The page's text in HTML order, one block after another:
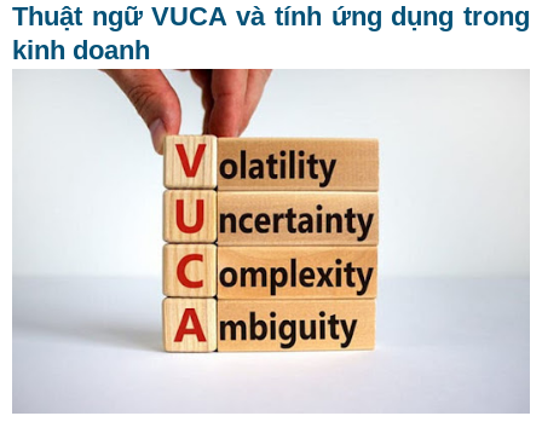
Thuật ngữ VUCA và tính ứng dụng trong
kinh doanh